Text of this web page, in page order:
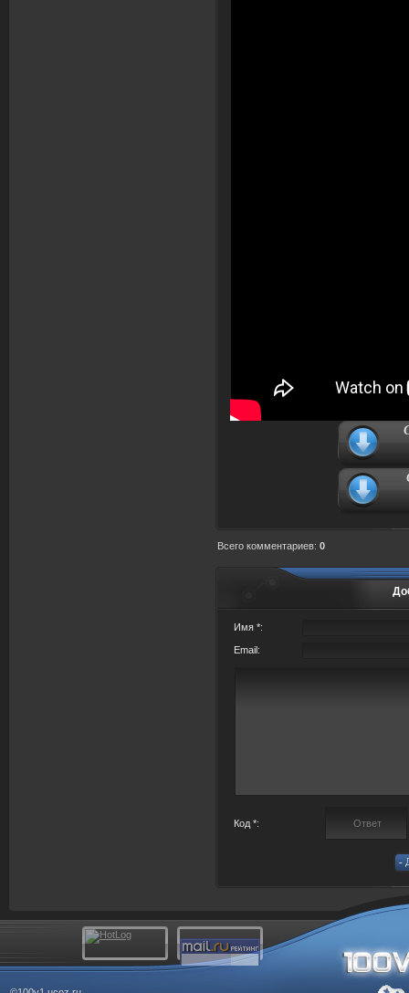
Всего комментариев: 0
Имя *:
Email:
Код *: